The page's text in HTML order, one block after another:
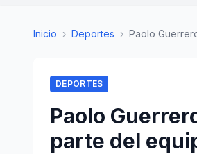
Inicio › Deportes › Paolo
DEPORTES
Paolo
parte del